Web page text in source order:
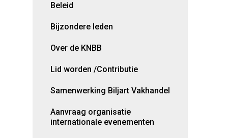
Beleid
Bijzondere leden
Over de KNBB
Lid worden /Contributie
Samenwerking Biljart Vakhandel
Aanvraag organisatie
internationale evenementen